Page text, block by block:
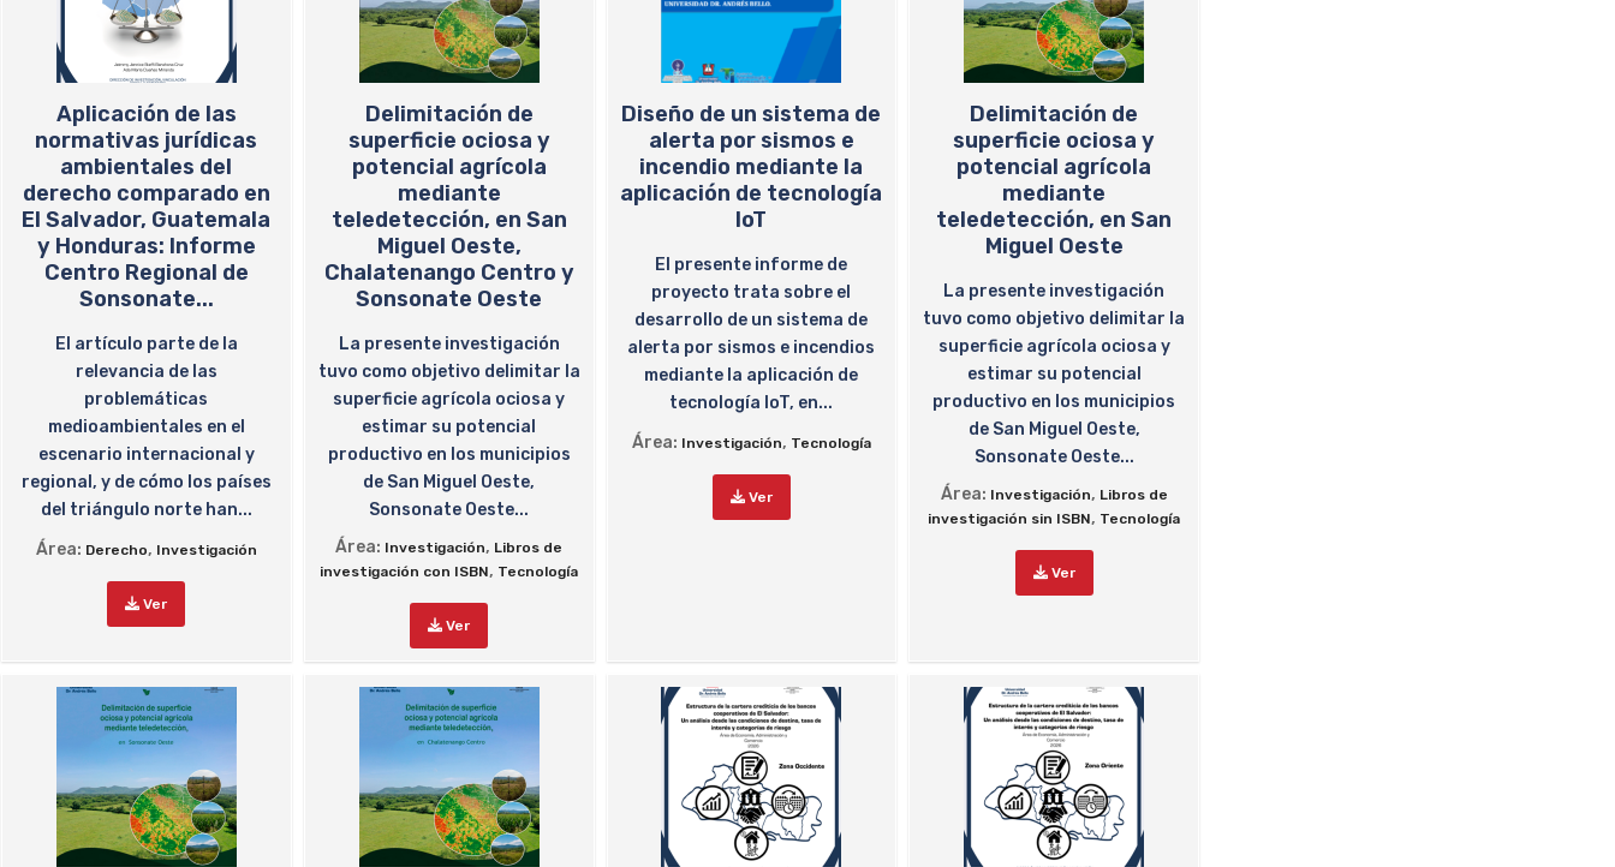
Aplicación de las
normativas jurídicas
ambientales del
derecho comparado en
El Salvador, Guatemala
y Honduras: Informe
Centro Regional de
Sonsonate...
El artículo parte de la
relevancia de las
problemáticas
medioambientales en el
escenario internacional y
regional, y de cómo los países
del triángulo norte han...
Área: Derecho, Investigación
Ver
Delimitación de
superficie ociosa y
potencial agrícola
mediante
teledetección, en San
Miguel Oeste,
Chalatenango Centro y
Sonsonate Oeste
La presente investigación
tuvo como objetivo delimitar la
superficie agrícola ociosa y
estimar su potencial
productivo en los municipios
de San Miguel Oeste,
Sonsonate Oeste...
Área: Investigación, Libros de
investigación con ISBN, Tecnología
Ver
Diseño de un sistema de
alerta por sismos e
incendio mediante la
aplicación de tecnología
IoT
El presente informe de
proyecto trata sobre el
desarrollo de un sistema de
alerta por sismos e incendios
mediante la aplicación de
tecnología IoT, en...
Área: Investigación, Tecnología
Ver
Delimitación de
superficie ociosa y
potencial agrícola
mediante
teledetección, en San
Miguel Oeste
La presente investigación
tuvo como objetivo delimitar la
superficie agrícola ociosa y
estimar su potencial
productivo en los municipios
de San Miguel Oeste,
Sonsonate Oeste...
Área: Investigación, Libros de
investigación sin ISBN, Tecnología
Ver